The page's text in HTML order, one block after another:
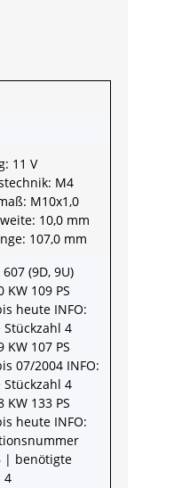
11 V
M4
M10x1,0
10,0 mm
107,0 mm
607 (9D, 9U)
KW 109 PS
heute INFO:
4
KW 107 PS
07/2004 INFO:
4
KW 133 PS
heute INFO:
| benötigte
4